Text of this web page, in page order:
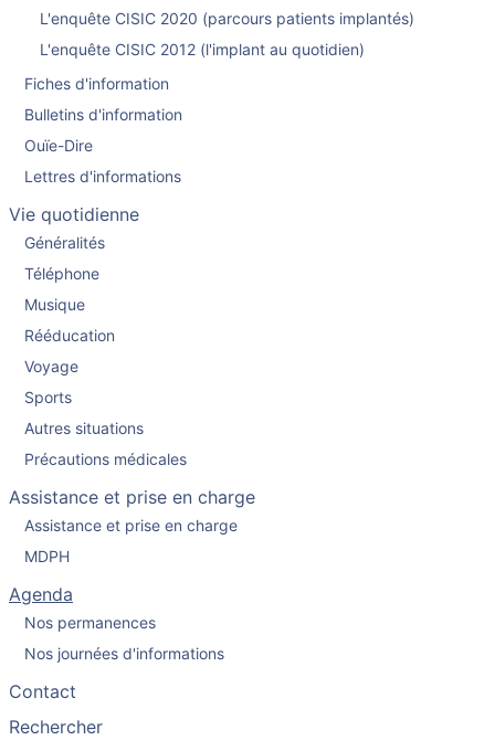
L'enquête CISIC 2020 (parcours patients implantés)
L'enquête CISIC 2012 (l'implant au quotidien)
Fiches d'information
Bulletins d'information
Ouïe-Dire
Lettres d'informations
Vie quotidienne
Généralités
Téléphone
Musique
Rééducation
Voyage
Sports
Autres situations
Précautions médicales
Assistance et prise en charge
Assistance et prise en charge
MDPH
Agenda
Nos permanences
Nos journées d'informations
Contact
Rechercher